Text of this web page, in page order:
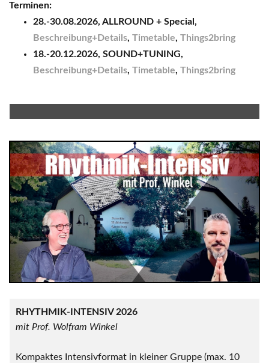
Terminen:
28.-30.08.2026, ALLROUND + Special,
Beschreibung+Details, Timetable, Things2bring
18.-20.12.2026, SOUND+TUNING,
Beschreibung+Details, Timetable, Things2bring
RHYTHMIK-INTENSIV 2026
mit Prof. Wolfram Winkel
Kompaktes Intensivformat in kleiner Gruppe (max. 10